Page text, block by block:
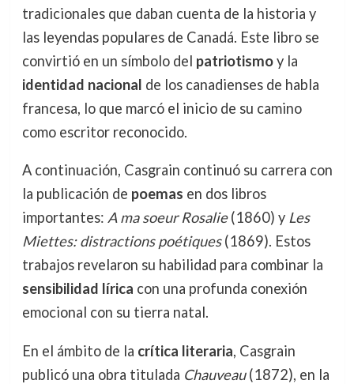
tradicionales que daban cuenta de la historia y
las leyendas populares de Canadá. Este libro se
convirtió en un símbolo del patriotismoy la
identidad nacional de los canadienses de habla
francesa, lo que marcó el inicio de su camino
como escritor reconocido.
A continuación, Casgrain continuó su carrera con
la publicación de poemas en dos libros
importantes: A ma soeur Rosalie(1860) y Les
Miettes: distractions poétiques(1869). Estos
trabajos revelaron su habilidad para combinar la
sensibilidad lírica con una profunda conexión
emocional con su tierra natal.
En el ámbito de la crítica literaria, Casgrain
publicó una obra titulada Chauveau(1872), en la